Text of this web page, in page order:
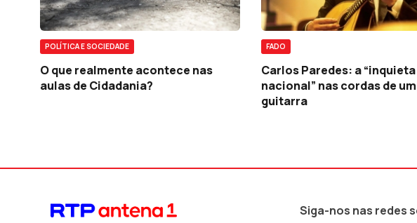
POLÍTICA E SOCIEDADE
O que realmente acontece nas
aulas de Cidadania?
FADO
Carlos Paredes: a
nacional” nas cordas de
guitarra
Siga-nos nas redes